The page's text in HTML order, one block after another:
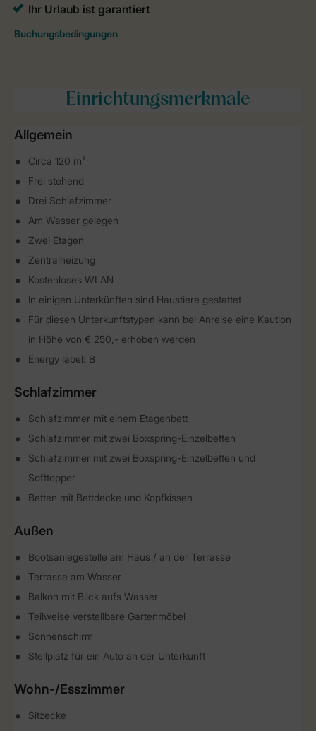
Einrichtungsmerkmale
Allgemein
Circa 120 m²
Frei stehend
Drei Schlafzimmer
Am Wasser gelegen
Zwei Etagen
Zentralheizung
Kostenloses WLAN
In einigen Unterkünften sind Haustiere gestattet
Für diesen Unterkunftstypen kann bei Anreise eine Kaution
in Höhe von € 250,- erhoben werden
Energy label: B
Schlafzimmer
Schlafzimmer mit einem Etagenbett
Schlafzimmer mit zwei Boxspring-Einzelbetten
Schlafzimmer mit zwei Boxspring-Einzelbetten und
Softtopper
Betten mit Bettdecke und Kopfkissen
Außen
Bootsanlegestelle am Haus / an der Terrasse
Terrasse am Wasser
Balkon mit Blick aufs Wasser
Teilweise verstellbare Gartenmöbel
Sonnenschirm
Stellplatz für ein Auto an der Unterkunft
Wohn-/Esszimmer
Sitzecke